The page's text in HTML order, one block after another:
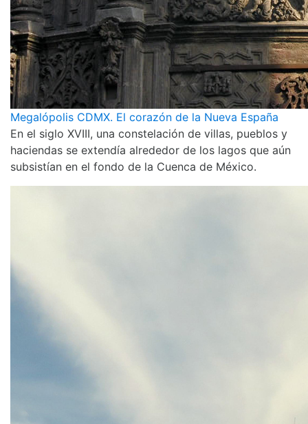
Megalópolis CDMX. El corazón de la Nueva España
En el siglo XVIII, una constelación de villas, pueblos y
haciendas se extendía alrededor de los lagos que aún
subsistían en el fondo de la Cuenca de México.